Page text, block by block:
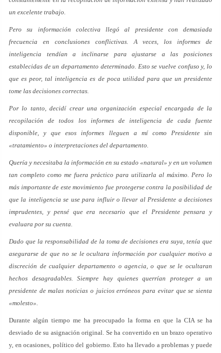
un excelente trabajo.
Pero su información colectiva llegó al presidente con demasiada
frecuencia en conclusiones conflictivas. A veces, los informes de
inteligencia tendían a inclinarse para ajustarse a las posiciones
establecidas de un departamento determinado. Esto se vuelve confuso y, lo
que es peor, tal inteligencia es de poca utilidad para que un presidente
tome las decisiones correctas.
Por lo tanto, decidí crear una organización especial encargada de la
recopilación de todos los informes de inteligencia de cada fuente
disponible, y que esos informes lleguen a mí como Presidente sin
«tratamiento» o interpretaciones del departamento.
Quería y necesitaba la información en su estado «natural» y en un volumen
tan completo como me fuera práctico para utilizarla al máximo. Pero lo
más importante de este movimiento fue protegerse contra la posibilidad de
que la inteligencia se use para influir o llevar al Presidente a decisiones
imprudentes, y pensé que era necesario que el Presidente pensara y
evaluara por su cuenta.
Dado que la responsabilidad de la toma de decisiones era suya, tenía que
asegurarse de que no se le ocultara información por cualquier motivo a
discreción de cualquier departamento o agencia, o que se le ocultaran
hechos desagradables. Siempre hay quienes querrían proteger a un
presidente de malas noticias o juicios erróneos para evitar que se sienta
«molesto».
Durante algún tiempo me ha preocupado la forma en que la CIA se ha
desviado de su asignación original. Se ha convertido en un brazo operativo
y, en ocasiones, político del gobierno. Esto ha llevado a problemas y puede